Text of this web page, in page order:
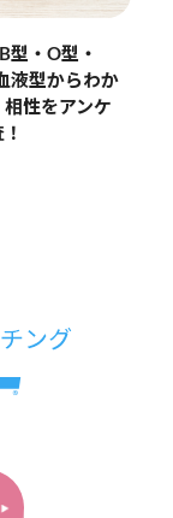
型・O型・
液型からわか
相性をアンケ